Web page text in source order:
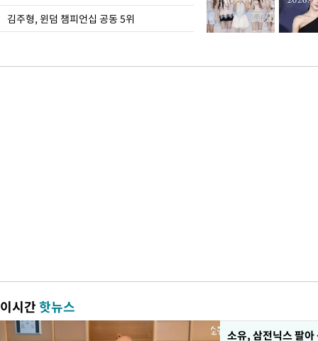
김주형, 윈덤 챔피언십 공동 5위
이시간핫뉴스